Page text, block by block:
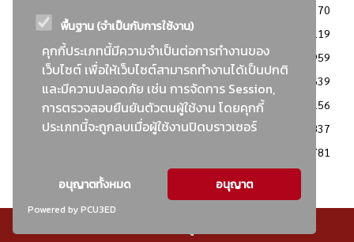
พื้นฐาน (จำเป็นกับการใช้งาน)
คุกกี้ประเภทนี้มีความจำเป็นต่อการทำงานของ
เว็บไซต์ เพื่อให้เว็บไซต์สามารถทำงานได้เป็นปกติ
และมีความปลอดภัย เช่น การจัดการ Session,
การตรวจสอบยืนยันตัวตนผู้ใช้งาน โดยคุกกี้
ประเภทนี้จะถูกลบเมื่อผู้ใช้งานปิดบราวเซอร์
อนุญาตทั้งหมด อนุญาต
Powered by PCU3ED
2370
: วิธีเฉพาะเจาะจง
2119
ข่าวสาร/ประกาศ
1959
: เอกสารส่งเสริมความโปร่งใสในการจัดซื้อจัดจ้าง
1639
ข่าวสารจัดซื้อจัดจ้าง
1156
: แผนการจัดซื้อจัดจ้าง
837
781